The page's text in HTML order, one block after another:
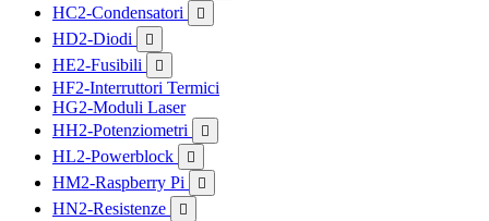
HC2-Condensatori 
HD2-Diodi 
HE2-Fusibili 
HF2-Interruttori Termici
HG2-Moduli Laser
HH2-Potenziometri

HL2-Powerblock 
HM2-Raspberry Pi 
HN2-Resistenze 